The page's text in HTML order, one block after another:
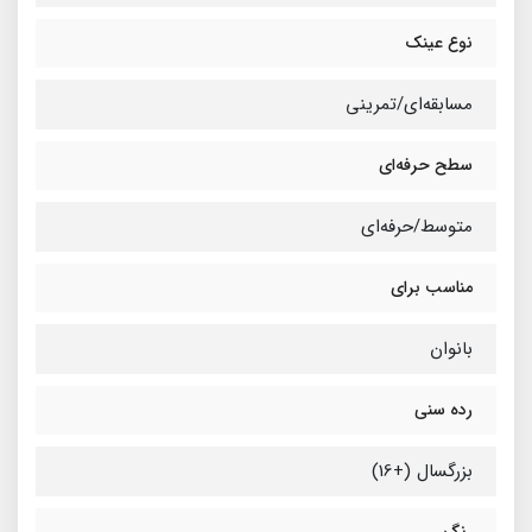
نوع عینک
مسابقه‌ای/تمرینی
سطح حرفه‌ای
متوسط/حرفه‌ای
مناسب برای
بانوان
رده سنی
بزرگسال (+16)